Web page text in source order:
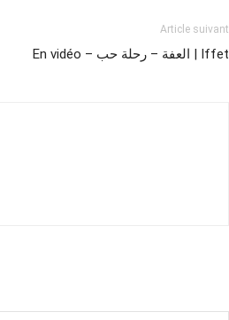
Article suivant
En vidéo – العفة – رحلة حب | Iffet